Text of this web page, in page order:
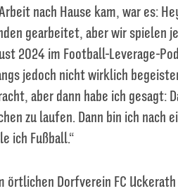
nach Hause kam, war es:
gearbeitet, aber wir spielen
2024 im Football-Leverage-
jedoch nicht wirklich
aber dann habe ich gesagt:
zu laufen. Dann bin ich nach
ich Fußball.“
örtlichen Dorfverein FC